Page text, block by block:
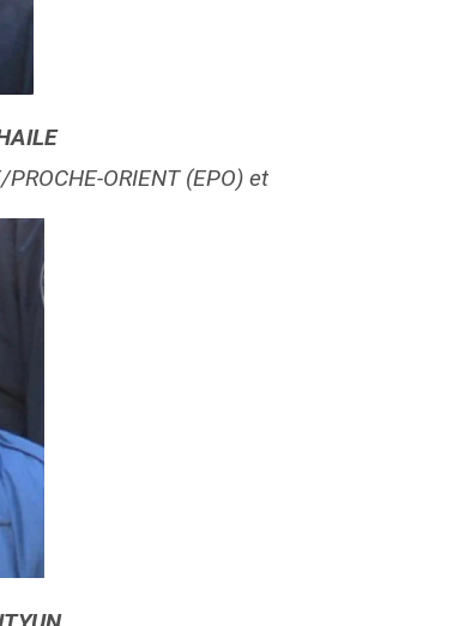
ORIENT (EPO) et